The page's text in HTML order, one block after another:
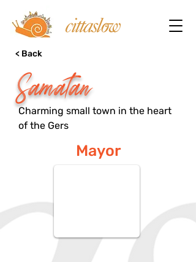
Samatan
< Back
Charming small town in the heart
of the Gers
Mayor